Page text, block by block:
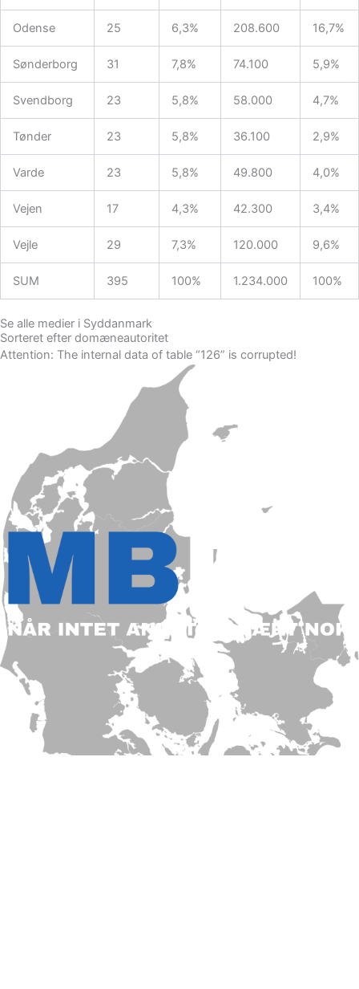
Odense 25 6,3% 208.600 16,7%
Sønderborg 31 7,8% 74.100 5,9%
Svendborg 23 5,8% 58.000 4,7%
Tønder 23 5,8% 36.100 2,9%
Varde 23 5,8% 49.800 4,0%
Vejen 17 4,3% 42.300 3,4%
Vejle 29 7,3% 120.000 9,6%
SUM 395 100% 1.234.000 100%
Se alle medier i Syddanmark
Sorteret efter domæneautoritet
Attention: The internal data of table “126” is corrupted!